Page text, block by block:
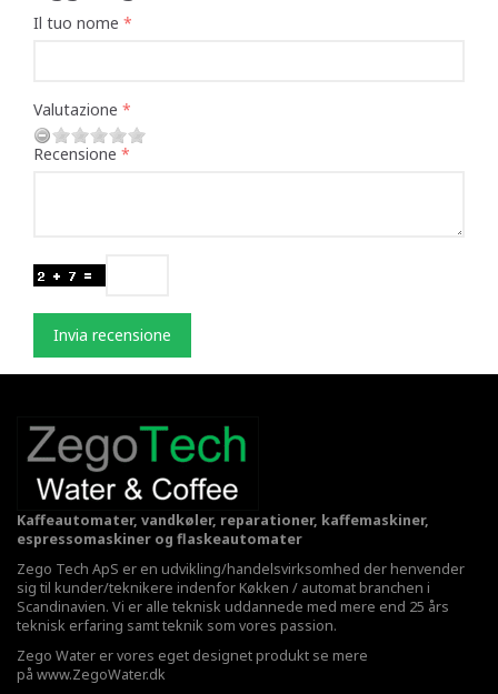
Il tuo nome
Valutazione
Recensione
Invia recensione
Kaffeautomater, vandkøler, reparationer, kaffemaskiner,
espressomaskiner og flaskeautomater
Zego Tech ApS er en udvikling/handelsvirksomhed der henvender
sig til kunder/teknikere indenfor Køkken / automat branchen i
Scandinavien. Vi er alle teknisk uddannede med mere end 25 års
teknisk erfaring samt teknik som vores passion.
Zego Water er vores eget designet produkt se mere
på www.ZegoWater.dk